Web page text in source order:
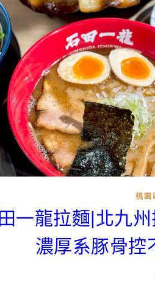
桃園
一龍拉麵|北九
濃厚系豚骨控